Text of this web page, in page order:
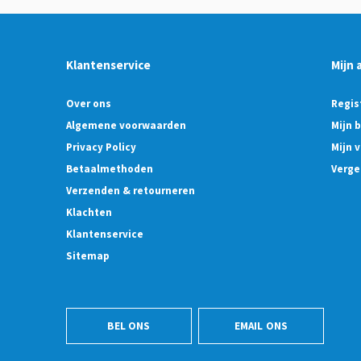
Klantenservice
Over ons
Algemene voorwaarden
Privacy Policy
Betaalmethoden
Verzenden & retourneren
Klachten
Klantenservice
Sitemap
Mijn
Mijn
Mijn
BEL ONS EMAIL ONS